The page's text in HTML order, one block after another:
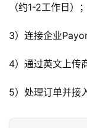
（约1-2工作日）；
3）连接企业
4）通过英文上传
5）处理订单并接